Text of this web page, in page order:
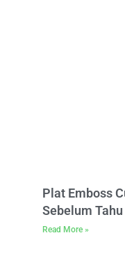
Plat Emboss
Sebelum
Read More »